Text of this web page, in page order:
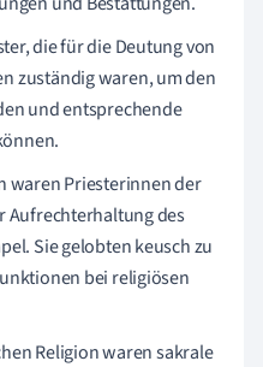
die für die Deutung von
zuständig waren, um den
und entsprechende
waren Priesterinnen der
Aufrechterhaltung des
Sie gelobten keusch zu
bei religiösen
Religion waren sakrale